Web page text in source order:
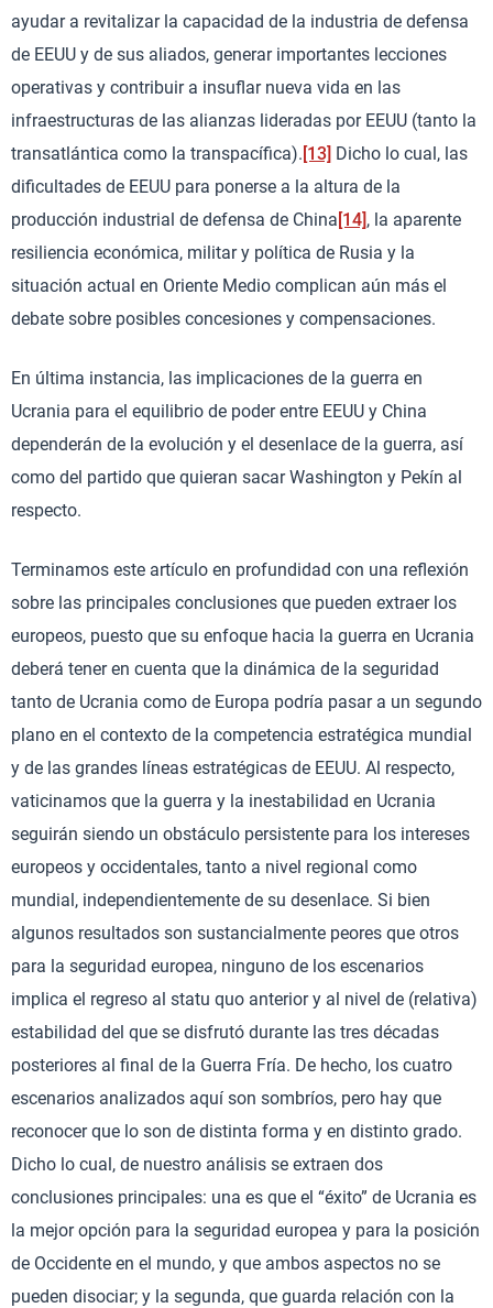
ayudar a revitalizar la capacidad de la industria de defensa
de EEUU y de sus aliados, generar importantes lecciones
operativas y contribuir a insuflar nueva vida en las
infraestructuras de las alianzas lideradas por EEUU (tanto la
transatlántica como la transpacífica). [13] Dicho lo cual, las
dificultades de EEUU para ponerse a la altura de la
producción industrial de defensa de China [14], la aparente
resiliencia económica, militar y política de Rusia y la
situación actual en Oriente Medio complican aún más el
debate sobre posibles concesiones y compensaciones.
En última instancia, las implicaciones de la guerra en
Ucrania para el equilibrio de poder entre EEUU y China
dependerán de la evolución y el desenlace de la guerra, así
como del partido que quieran sacar Washington y Pekín al
respecto.
Terminamos este artículo en profundidad con una reflexión
sobre las principales conclusiones que pueden extraer los
europeos, puesto que su enfoque hacia la guerra en Ucrania
deberá tener en cuenta que la dinámica de la seguridad
tanto de Ucrania como de Europa podría pasar a un segundo
plano en el contexto de la competencia estratégica mundial
y de las grandes líneas estratégicas de EEUU. Al respecto,
vaticinamos que la guerra y la inestabilidad en Ucrania
seguirán siendo un obstáculo persistente para los intereses
europeos y occidentales, tanto a nivel regional como
mundial, independientemente de su desenlace. Si bien
algunos resultados son sustancialmente peores que otros
para la seguridad europea, ninguno de los escenarios
implica el regreso al statu quo anterior y al nivel de (relativa)
estabilidad del que se disfrutó durante las tres décadas
posteriores al final de la Guerra Fría. De hecho, los cuatro
escenarios analizados aquí son sombríos, pero hay que
reconocer que lo son de distinta forma y en distinto grado.
Dicho lo cual, de nuestro análisis se extraen dos
conclusiones principales: una es que el “éxito” de Ucrania es
la mejor opción para la seguridad europea y para la posición
de Occidente en el mundo, y que ambos aspectos no se
pueden disociar; y la segunda, que guarda relación con la